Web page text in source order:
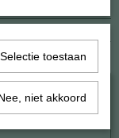
Selectie toestaan
niet akkoord